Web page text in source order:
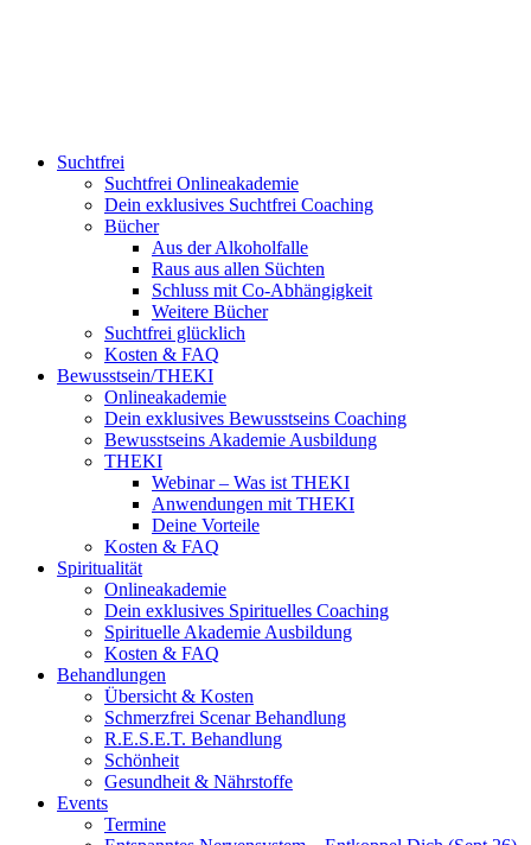
Suchtfrei
Suchtfrei Onlineakademie
Dein exklusives Suchtfrei Coaching
Bücher
Aus der Alkoholfalle
Raus aus allen Süchten
Schluss mit Co-Abhängigkeit
Weitere Bücher
Suchtfrei glücklich
Kosten & FAQ
Bewusstsein/THEKI
Onlineakademie
Dein exklusives Bewusstseins Coaching
Bewusstseins Akademie Ausbildung
THEKI
Webinar – Was ist THEKI
Anwendungen mit THEKI
Deine Vorteile
Kosten & FAQ
Spiritualität
Onlineakademie
Dein exklusives Spirituelles Coaching
Spirituelle Akademie Ausbildung
Kosten & FAQ
Behandlungen
Übersicht & Kosten
Schmerzfrei Scenar Behandlung
R.E.S.E.T. Behandlung
Schönheit
Gesundheit & Nährstoffe
Events
Termine